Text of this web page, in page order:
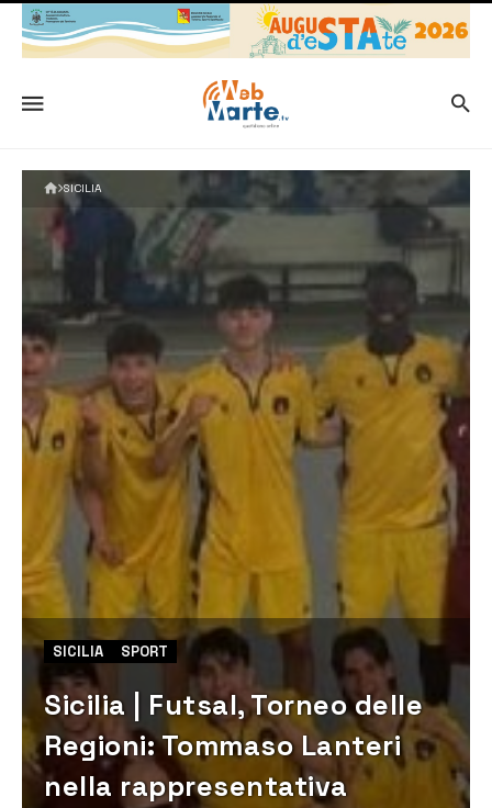
SICILIA
SICILIA SPORT
Sicilia | Futsal, Torneo delle
Regioni: Tommaso Lanteri
nella rappresentativa